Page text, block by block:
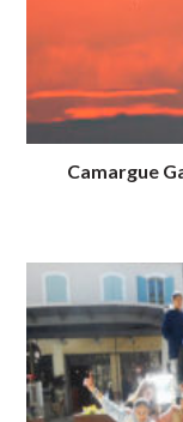
Camargue